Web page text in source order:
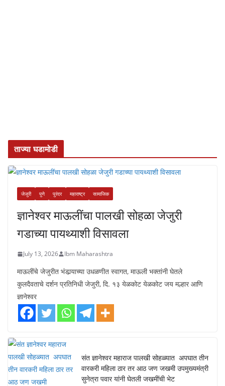
ताज्या घडामोडी
जेजुरी पुणे पुरंदर महाराष्ट्र सामाजिक
ज्ञानेश्वर माऊलींचा पालखी सोहळा जेजुरी
गडाच्या पायथ्याशी विसावला
July 13, 2026 Ibm Maharashtra
माऊलींचे जेजुरीत भंडार्‍याच्या उधळणीत स्वागत, माऊली भक्तांनी घेतले
कुलदैवताचे दर्शन प्रतिनिधी जेजुरी, दि. १३ येळकोट येळकोट जय मल्हार आणि
ज्ञानेश्वर
संत ज्ञानेश्वर महाराज पालखी सोहळ्यात अपघात तीन
वारकरी महिला ठार तर आठ जण जखमी उपमुख्यमंत्री
सुनेत्रा पवार यांनी घेतली जखमींची भेट